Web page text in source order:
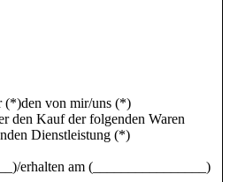
von mir/uns (*)
den Kauf der folgenden Waren
Dienstleistung (*)
erhalten am (________________)